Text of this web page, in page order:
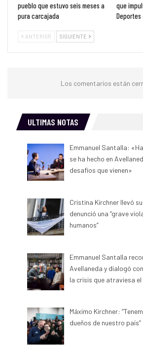
pueblo que estuvo seis meses a
pura carcajada
que
Deportes
ANTERIOR SIGUIENTE
Los comentarios están
ULTIMAS NOTAS
Emmanuel Santalla:
se ha hecho en
desafíos que vienen»
Cristina Kirchner llevó
denunció una “grave
humanos”
Emmanuel Santalla
Avellaneda y dialogó
la crisis que atraviesa
Máximo Kirchner:
dueños de nuestro país”